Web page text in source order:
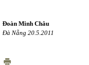
Đoàn Minh Châu
Đà Nẵng 20.5.2011